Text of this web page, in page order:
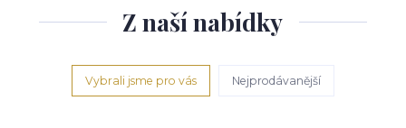
Z naší nabídky
Vybrali jsme pro vás Nejprodávanější